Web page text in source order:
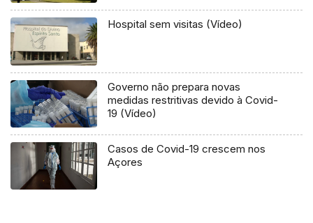
Hospital sem visitas (Vídeo)
Governo não prepara novas
medidas restritivas devido à Covid-
19 (Vídeo)
Casos de Covid-19 crescem nos
Açores